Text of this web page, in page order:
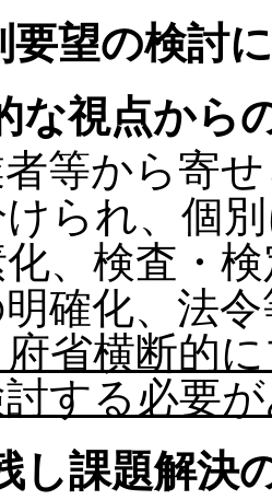
要望の検討
な視点から
者等から寄
られ、個
、検査・
確化、法
省横断的
する必要
し課題解決